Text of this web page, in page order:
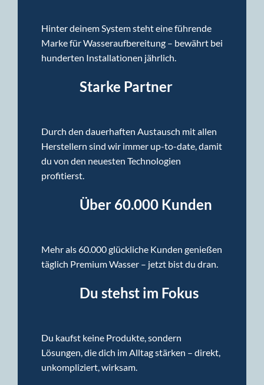
Hinter deinem System steht eine führende
Marke für Wasseraufbereitung – bewährt bei
hunderten Installationen jährlich.
Starke Partner
Durch den dauerhaften Austausch mit allen
Herstellern sind wir immer up-to-date, damit
du von den neuesten Technologien
profitierst.
Über 60.000 Kunden
Mehr als 60.000 glückliche Kunden genießen
täglich Premium Wasser – jetzt bist du dran.
Du stehst im Fokus
Du kaufst keine Produkte, sondern
Lösungen, die dich im Alltag stärken – direkt,
unkompliziert, wirksam.